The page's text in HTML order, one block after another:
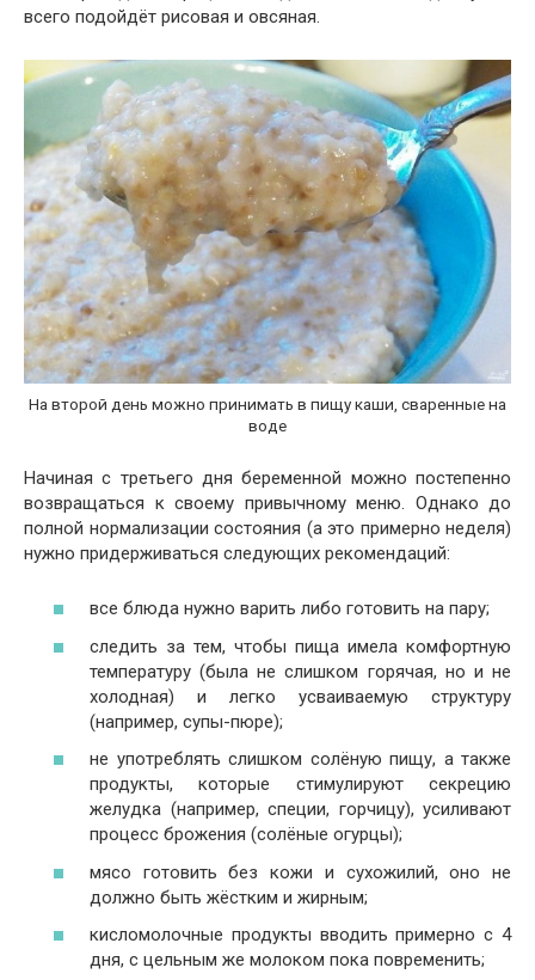
всего подойдёт рисовая и овсяная.
На второй день можно принимать в пищу каши, сваренные на
воде
Начиная с третьего дня беременной можно постепенно
возвращаться к своему привычному меню. Однако до
полной нормализации состояния (а это примерно неделя)
нужно придерживаться следующих рекомендаций:
все блюда нужно варить либо готовить на пару;
следить за тем, чтобы пища имела комфортную
температуру (была не слишком горячая, но и не
холодная) и легко усваиваемую структуру
(например, супы-пюре);
не употреблять слишком солёную пищу, а также
продукты, которые стимулируют секрецию
желудка (например, специи, горчицу), усиливают
процесс брожения (солёные огурцы);
мясо готовить без кожи и сухожилий, оно не
должно быть жёстким и жирным;
кисломолочные продукты вводить примерно с 4
дня, с цельным же молоком пока повременить;